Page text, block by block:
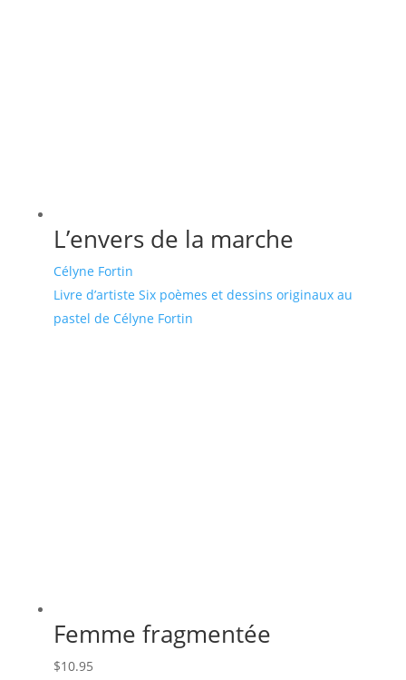
L’envers de la marche
Célyne Fortin
Livre d’artiste Six poèmes et dessins originaux au
pastel de Célyne Fortin
Femme fragmentée
$10.95